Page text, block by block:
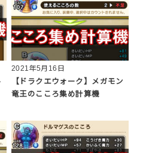
2021年5月16日
【ドラクエウォーク】メガモン
竜王のこころ集め計算機